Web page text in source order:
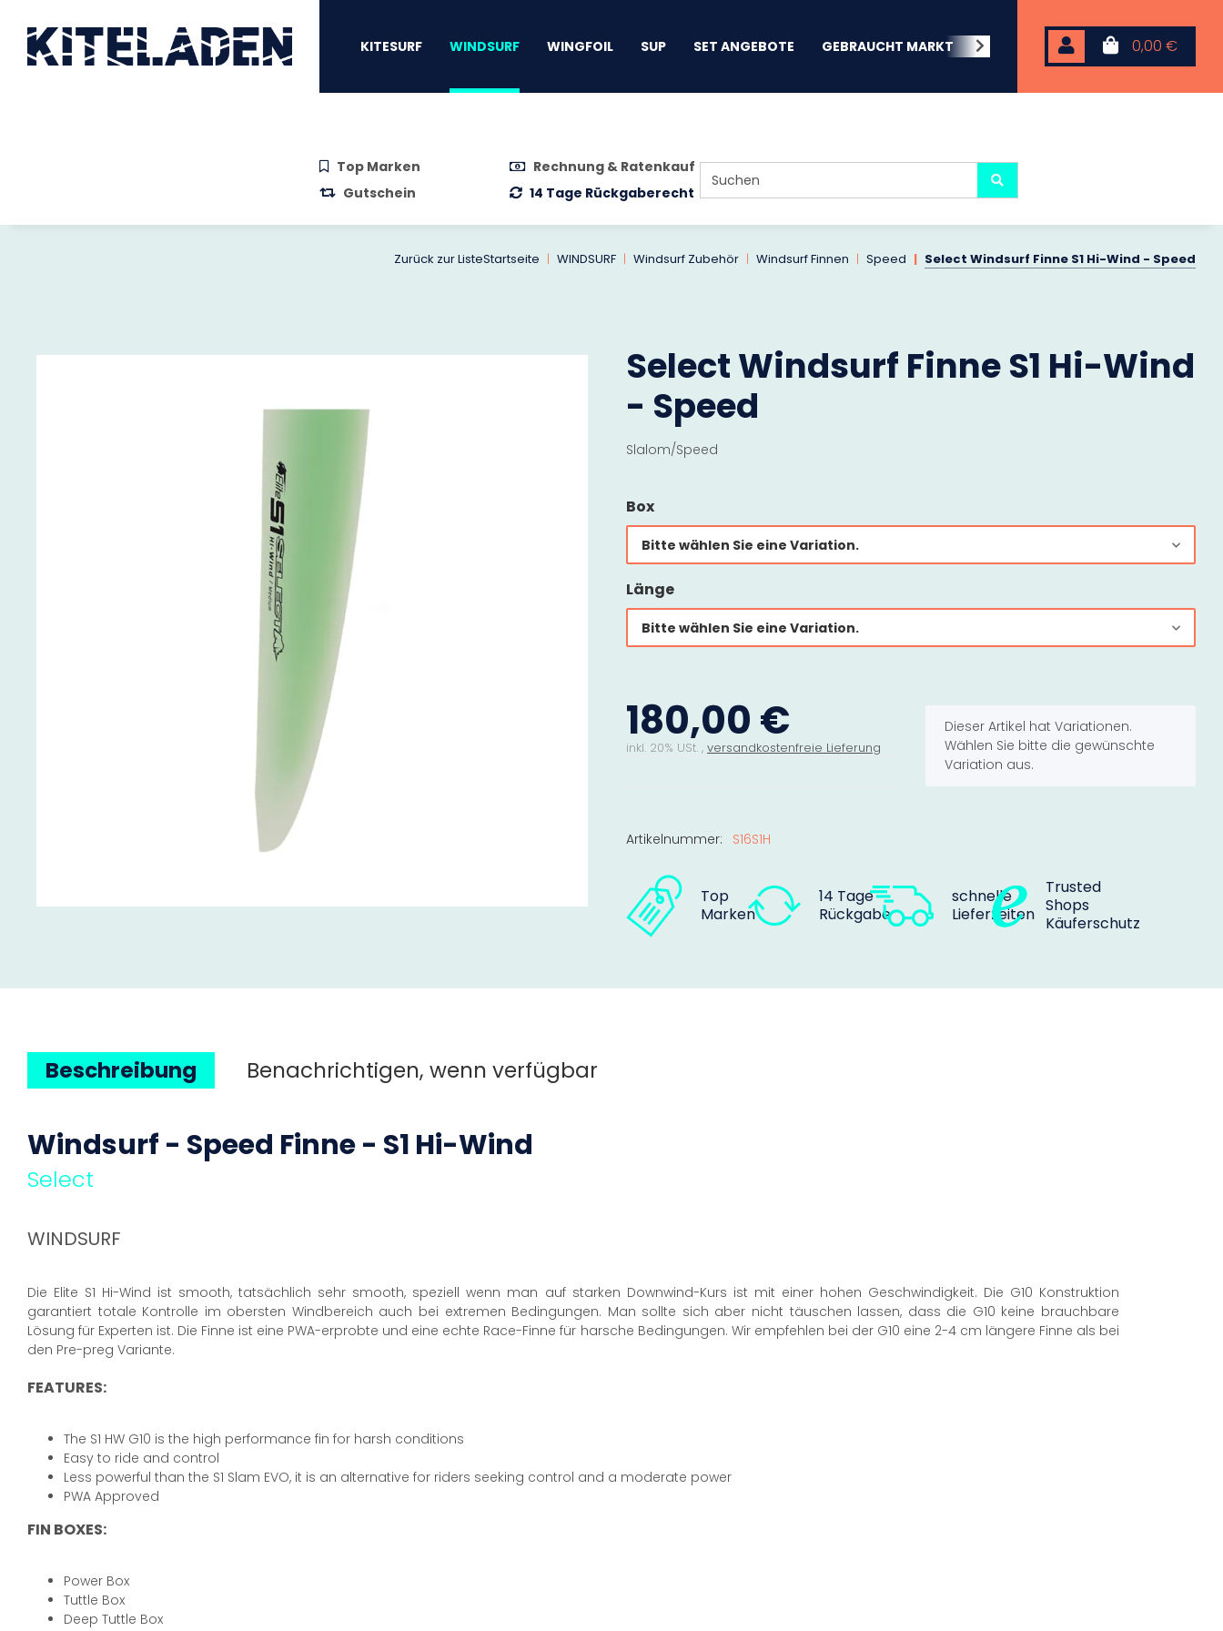
0,00 €
KITESURF WINDSURF WINGFOIL SUP SET ANGEBOTE GEBRAUCHT MARKT BEACHWEAR NEOPREN
Top Marken
Rechnung & Ratenkauf
Gutschein
14 Tage Rückgaberecht
Zurück zur ListeStartseite WINDSURF Windsurf Zubehör Windsurf Finnen Speed Select Windsurf Finne S1 Hi-Wind - Speed
Select Windsurf Finne S1 Hi-Wind
- Speed
Slalom/Speed
Box
Bitte wählen Sie eine Variation.
Länge
Bitte wählen Sie eine Variation.
180,00 €
inkl. 20% USt. , versandkostenfreie Lieferung
xDieser Artikel hat Variationen.
Wählen Sie bitte die gewünschte
Variation aus.
Artikelnummer: S16S1H
Top
Marken
14 Tage
Rückgabe
schnelle
Lieferzeiten
Trusted
Shops
Käuferschutz
Beschreibung Benachrichtigen, wenn verfügbar
Windsurf - Speed Finne - S1 Hi-Wind
Select
WINDSURF
Die Elite S1 Hi-Wind ist smooth, tatsächlich sehr smooth, speziell wenn man auf starken Downwind-Kurs ist mit einer hohen Geschwindigkeit. Die G10 Konstruktion
garantiert totale Kontrolle im obersten Windbereich auch bei extremen Bedingungen. Man sollte sich aber nicht täuschen lassen, dass die G10 keine brauchbare
Lösung für Experten ist. Die Finne ist eine PWA-erprobte und eine echte Race-Finne für harsche Bedingungen. Wir empfehlen bei der G10 eine 2-4 cm längere Finne als bei
den Pre-preg Variante.
FEATURES:
The S1 HW G10 is the high performance fin for harsh conditions
Easy to ride and control
Less powerful than the S1 Slam EVO, it is an alternative for riders seeking control and a moderate power
PWA Approved
FIN BOXES:
Power Box
Tuttle Box
Deep Tuttle Box